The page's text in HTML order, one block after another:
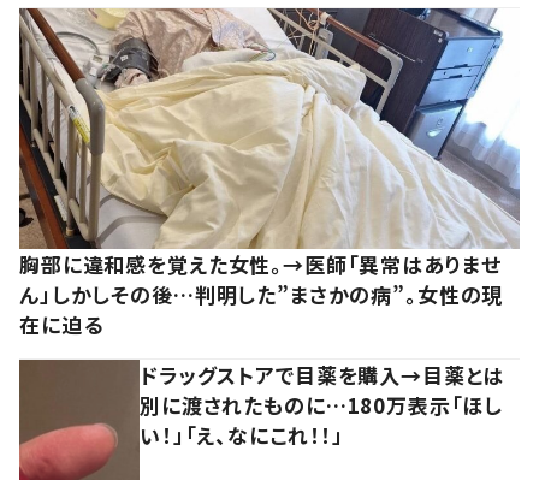
胸部に違和感を覚えた女性。→医師「異常はありませ
ん」しかしその後…判明した”まさかの病”。女性の現
在に迫る
ドラッグストアで目薬を購入→目薬とは
別に渡されたものに…180万表示「ほし
い！」「え、なにこれ！！」